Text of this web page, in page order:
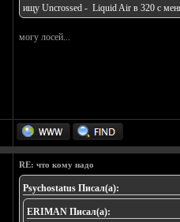
ищу Uncrossed - Liquid Air в 320 с
могу лосей...
RE: что кому надо
Psychostatus Писал(а):
ERIMAN Писал(а):